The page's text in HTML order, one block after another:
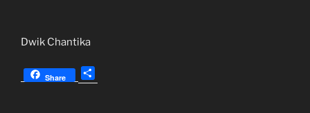
Dwik Chantika
Share
h